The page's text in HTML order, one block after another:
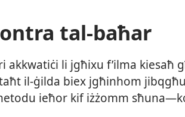
tal-baħar
akkwatiċi li jgħixu f’ilma kiesaħ
il-​ġilda biex jgħinhom
ieħor kif iżżomm